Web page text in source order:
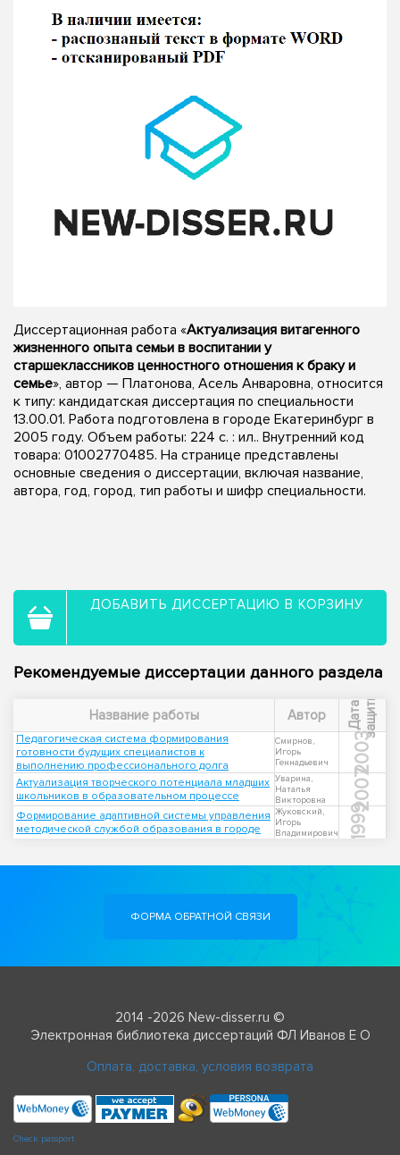
Диссертационная работа «Актуализация витагенного
жизненного опыта семьи в воспитании у
старшеклассников ценностного отношения к браку и
семье», автор — Платонова, Асель Анваровна, относится
к типу: кандидатская диссертация по специальности
13.00.01. Работа подготовлена в городе Екатеринбург в
2005 году. Объем работы: 224 с. : ил.. Внутренний код
товара: 01002770485. На странице представлены
основные сведения о диссертации, включая название,
автора, год, город, тип работы и шифр специальности.
ДОБАВИТЬ ДИССЕРТАЦИЮ В КОРЗИНУ
Рекомендуемые диссертации данного раздела
Название работы Автор Д
а
т
а
з
а
щ
и
т ы
Педагогическая система формирования
готовности будущих специалистов к
выполнению профессионального долга
Смирнов,
Игорь
Геннадьевич
2003
Актуализация творческого потенциала младших
школьников в образовательном процессе
Уварина,
Наталья
Викторовна
2007
Формирование адаптивной системы управления
методической службой образования в городе
Жуковский,
Игорь
Владимирович
1999
ФОРМА ОБРАТНОЙ СВЯЗИ
2014 -2026 New-disser.ru ©
Электронная библиотека диссертаций ФЛ Иванов Е О
Оплата, доставка, условия возврата
Check passport